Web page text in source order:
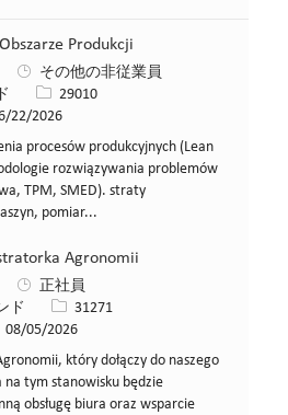
Produkcji
その他の非従業員
求人ID29010
22/2026
procesów produkcyjnych (Lean
rozwiązywania problemów
TPM, SMED). straty
pomiar...
Agronomii
正社員
ド 求人ID31271
日
08/05/2026
który dołączy do naszego
na tym stanowisku będzie
obsługę biura oraz wsparcie